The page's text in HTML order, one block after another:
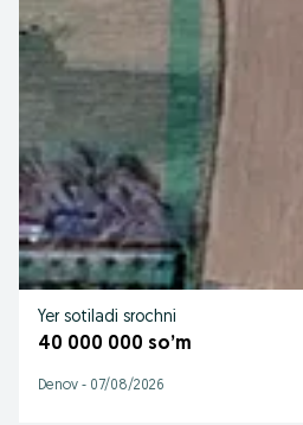
Yer sotiladi srochni
40 000 000 so’m
Denov - 07/08/2026